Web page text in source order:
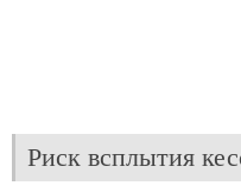
Риск всплытия